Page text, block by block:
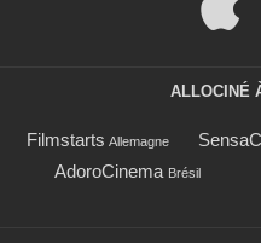
ALLOCINÉ
Filmstarts Allemagne
AdoroCinema Brésil